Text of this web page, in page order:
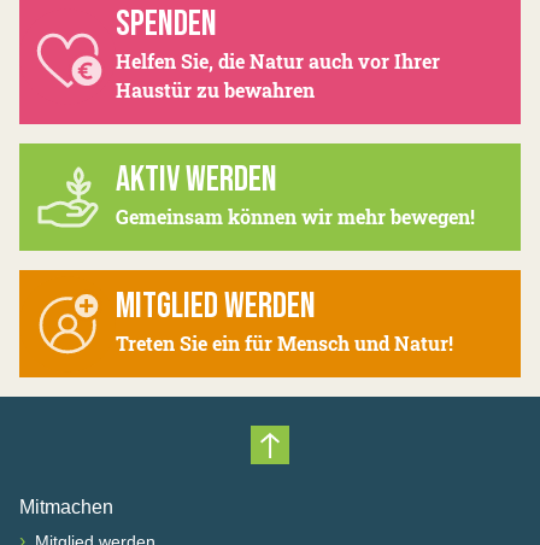
SPENDEN
Helfen Sie, die Natur auch vor Ihrer
Haustür zu bewahren
AKTIV WERDEN
Gemeinsam können wir mehr bewegen!
MITGLIED WERDEN
Treten Sie ein für Mensch und Natur!
Nach oben scrollen
Mitmachen